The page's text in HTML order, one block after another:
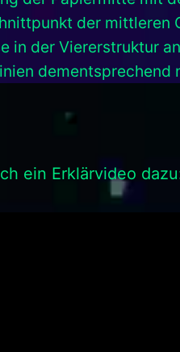
der mittleren
in der Viererstruktur
dementsprechend
ein Erklärvideo